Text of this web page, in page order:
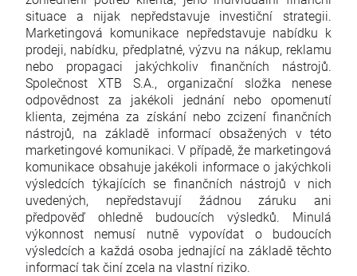
situace a nijak nepředstavuje investiční strategii.
Marketingová komunikace nepředstavuje nabídku k
prodeji, nabídku, předplatné, výzvu na nákup, reklamu
nebo propagaci jakýchkoliv finančních nástrojů.
Společnost XTB S.A., organizační složka nenese
odpovědnost za jakékoli jednání nebo opomenutí
klienta, zejména za získání nebo zcizení finančních
nástrojů, na základě informací obsažených v této
marketingové komunikaci. V případě, že marketingová
komunikace obsahuje jakékoli informace o jakýchkoli
výsledcích týkajících se finančních nástrojů v nich
uvedených, nepředstavují žádnou záruku ani
předpověď ohledně budoucích výsledků. Minulá
výkonnost nemusí nutně vypovídat o budoucích
výsledcích a každá osoba jednající na základě těchto
informací tak činí zcela na vlastní riziko.